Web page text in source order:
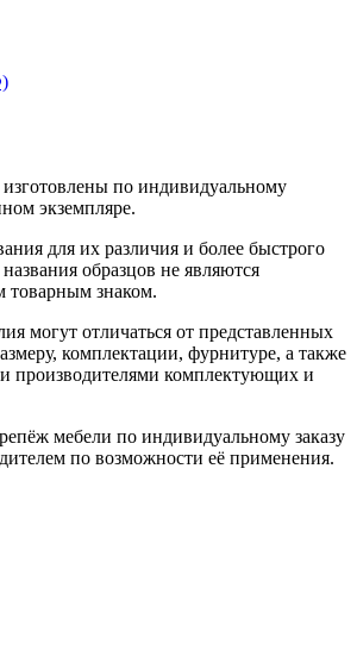
по индивидуальному
экземпляре.
для их различия и более быстрого
образцов не являются
товарным знаком.
могут отличаться от представленных
комплектации, фурнитуре, а также
производителями комплектующих и
мебели по индивидуальному заказу
по возможности её применения.